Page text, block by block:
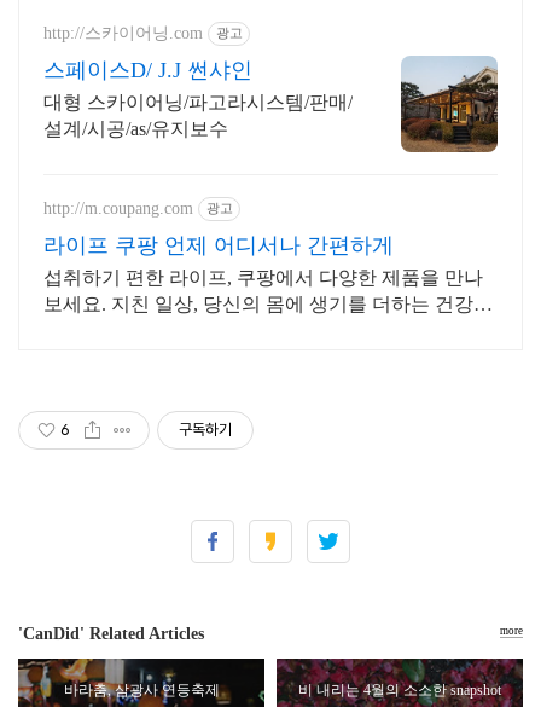
http://스카이어닝.com 광고
스페이스D/ J.J 썬샤인
대형 스카이어닝/파고라시스템/판매/
설계/시공/as/유지보수
http://m.coupang.com 광고
라이프 쿠팡 언제 어디서나 간편하게
섭취하기 편한 라이프, 쿠팡에서 다양한 제품을 만나
보세요. 지친 일상, 당신의 몸에 생기를 더하는 건강한
6 구독하기
'CanDid' Related Articles
바라춤, 삼광사 연등축제 비 내리는 4월의 소소한 snapshot
more